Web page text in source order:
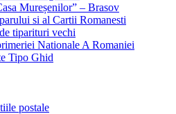
Mureșenilor” – Brasov
si al Cartii Romanesti
tiparituri vechi
Nationale A Romaniei
Tipo Ghid
postale